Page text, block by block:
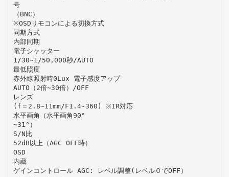
号
（BNC）
※OSDリモコンによる切換方式
同期方式
内部同期
電子シャッター
1/30∼1/50,000秒/AUTO
最低照度
赤外線照射時0Lux 電子感度アップ
AUTO（2倍∼30倍）/OFF
レンズ
(f＝2.8∼11mm/F1.4-360) ※IR対応
水平画角（水平画角90°
∼31°）
S/N比
52dB以上（AGC OFF時）
OSD
内蔵
ゲインコントロール AGC: レベル調整(レベル０でOFF）